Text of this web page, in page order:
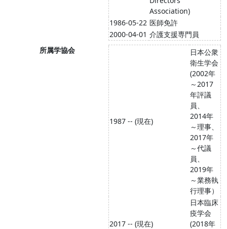
Association)
1986-05-22 医師免許
2000-04-01 介護支援専門員
所属学協会
1987 -- (現在)
日本公衆
衛生学会
(2002年
～2017
年評議
員、
2014年
～理事、
2017年
～代議
員、
2019年
～業務執
行理事）
2017 -- (現在)
日本臨床
疫学会
(2018年